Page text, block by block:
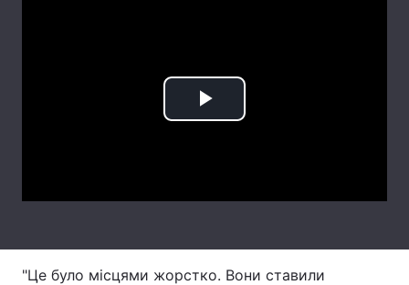
Думки
Вакансії
Послуги
Play
"Це було місцями жорстко. Вони ставили